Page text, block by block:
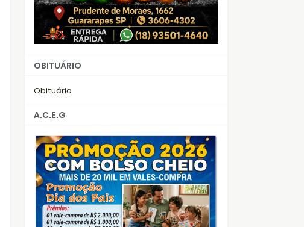
OBITUÁRIO
Obituário
A.C.E.G